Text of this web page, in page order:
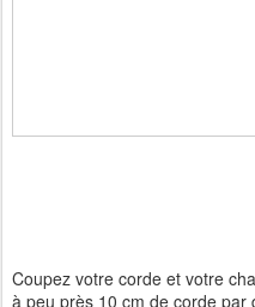
Coupez votre corde et votre
à peu près 10 cm de corde par